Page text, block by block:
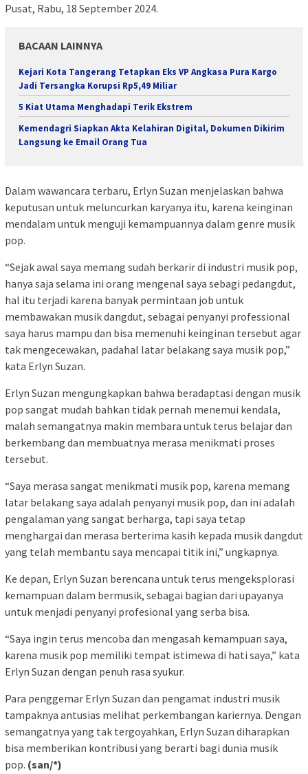
Pusat, Rabu, 18 September 2024.
BACAAN LAINNYA
Kejari Kota Tangerang Tetapkan Eks VP Angkasa Pura Kargo
Jadi Tersangka Korupsi Rp5,49 Miliar
5 Kiat Utama Menghadapi Terik Ekstrem
Kemendagri Siapkan Akta Kelahiran Digital, Dokumen Dikirim
Langsung ke Email Orang Tua
Dalam wawancara terbaru, Erlyn Suzan menjelaskan bahwa
keputusan untuk meluncurkan karyanya itu, karena keinginan
mendalam untuk menguji kemampuannya dalam genre musik
pop.
“Sejak awal saya memang sudah berkarir di industri musik pop,
hanya saja selama ini orang mengenal saya sebagi pedangdut,
hal itu terjadi karena banyak permintaan job untuk
membawakan musik dangdut, sebagai penyanyi professional
saya harus mampu dan bisa memenuhi keinginan tersebut agar
tak mengecewakan, padahal latar belakang saya musik pop,”
kata Erlyn Suzan.
Erlyn Suzan mengungkapkan bahwa beradaptasi dengan musik
pop sangat mudah bahkan tidak pernah menemui kendala,
malah semangatnya makin membara untuk terus belajar dan
berkembang dan membuatnya merasa menikmati proses
tersebut.
“Saya merasa sangat menikmati musik pop, karena memang
latar belakang saya adalah penyanyi musik pop, dan ini adalah
pengalaman yang sangat berharga, tapi saya tetap
menghargai dan merasa berterima kasih kepada musik dangdut
yang telah membantu saya mencapai titik ini,” ungkapnya.
Ke depan, Erlyn Suzan berencana untuk terus mengeksplorasi
kemampuan dalam bermusik, sebagai bagian dari upayanya
untuk menjadi penyanyi profesional yang serba bisa.
“Saya ingin terus mencoba dan mengasah kemampuan saya,
karena musik pop memiliki tempat istimewa di hati saya,” kata
Erlyn Suzan dengan penuh rasa syukur.
Para penggemar Erlyn Suzan dan pengamat industri musik
tampaknya antusias melihat perkembangan kariernya. Dengan
semangatnya yang tak tergoyahkan, Erlyn Suzan diharapkan
bisa memberikan kontribusi yang berarti bagi dunia musik
pop. (san/*)